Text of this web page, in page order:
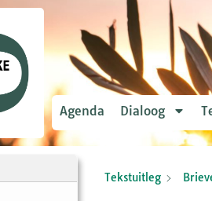
Agenda Dialoog
Tekstuitleg